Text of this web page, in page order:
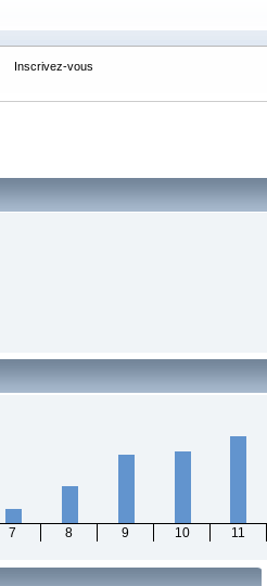
Inscrivez-vous
7 8 9 10 11